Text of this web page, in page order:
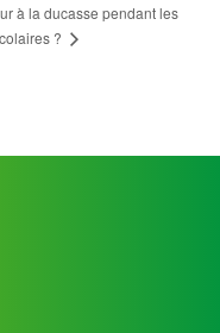
à la ducasse pendant les
?